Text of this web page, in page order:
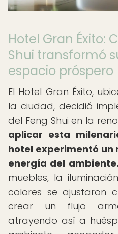
Hotel Gran Éxito:
Shui transformó
espacio próspero
El Hotel Gran Éxito,
la ciudad, decidió
del Feng Shui en la
aplicar esta
hotel experimentó un
energía del ambiente.
muebles, la
colores se ajustaron
crear un flujo
atrayendo así a